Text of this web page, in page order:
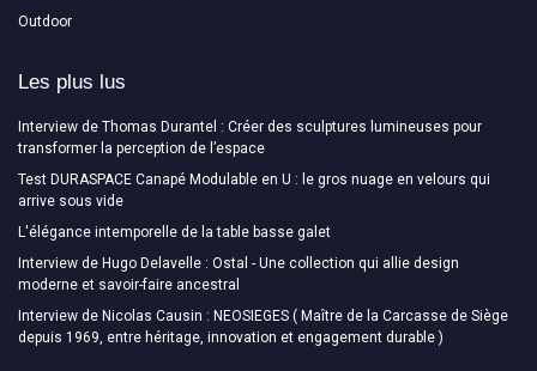
Outdoor
Les plus lus
Interview de Thomas Durantel : Créer des sculptures lumineuses pour
transformer la perception de l’espace
Test DURASPACE Canapé Modulable en U : le gros nuage en velours qui
arrive sous vide
L'élégance intemporelle de la table basse galet
Interview de Hugo Delavelle : Ostal - Une collection qui allie design
moderne et savoir-faire ancestral
Interview de Nicolas Causin : NEOSIEGES ( Maître de la Carcasse de Siège
depuis 1969, entre héritage, innovation et engagement durable )